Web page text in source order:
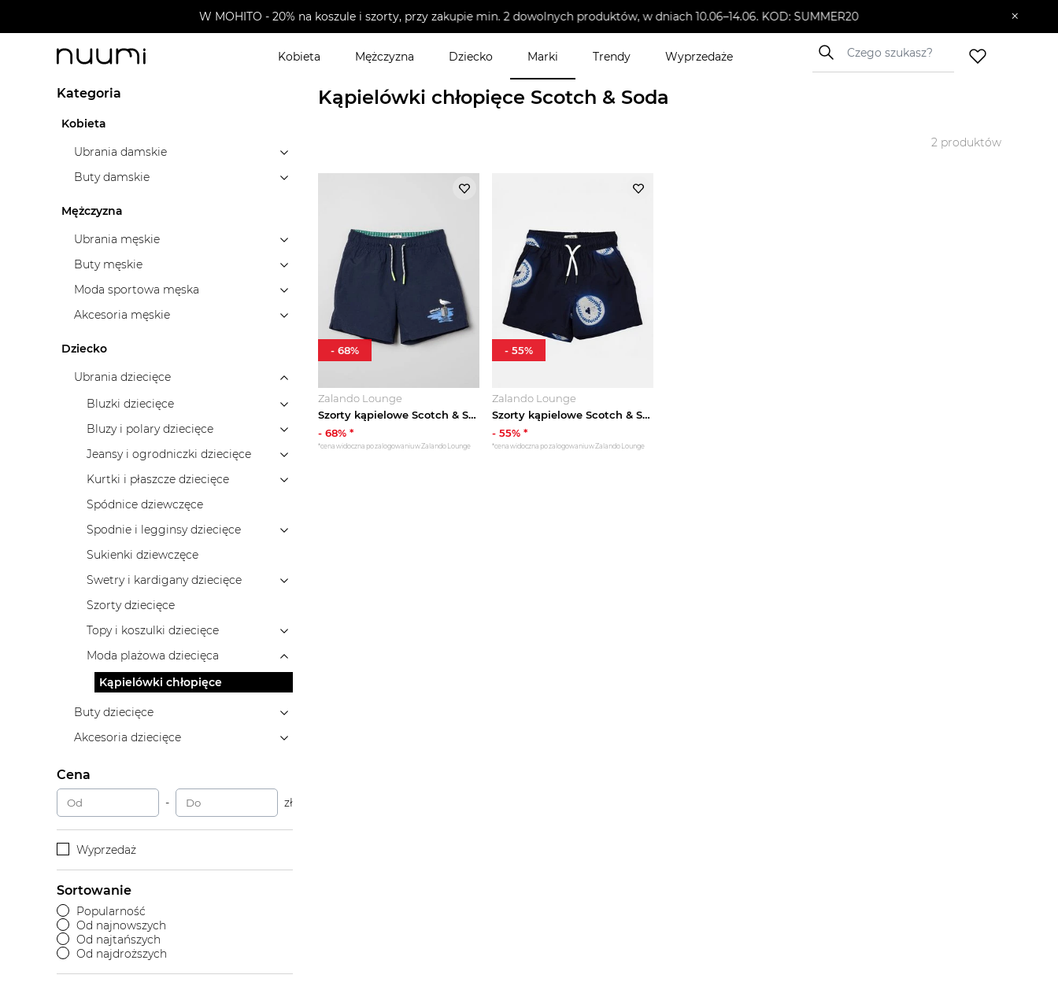
W MOHITO - 20% na koszule i szorty, przy zakupie min. 2 dowolnych produktów, w dniach 10.06–14.06. KOD: SUMMER20 ×
Kobieta Mężczyzna Dziecko Marki Trendy Wyprzedaże
nuumi.pl > Marki Moda plażowa dziecięca Kąpielówki chłopięce
Kategoria
Kobieta
Ubrania damskie
Buty damskie
Mężczyzna
Ubrania męskie
Buty męskie
Moda sportowa męska
Akcesoria męskie
Dziecko
Ubrania dziecięce
Bluzki dziecięce
Bluzy i polary dziecięce
Jeansy i ogrodniczki dziecięce
Kurtki i płaszcze dziecięce
Spódnice dziewczęce
Spodnie i legginsy dziecięce
Sukienki dziewczęce
Swetry i kardigany dziecięce
Szorty dziecięce
Topy i koszulki dziecięce
Moda plażowa dziecięca
Kąpielówki chłopięce
Buty dziecięce
Akcesoria dziecięce
Cena
- zł
Wyprzedaż
Sortowanie
Popularność
Od najnowszych
Od najtańszych
Od najdroższych
Kąpielówki chłopięce Scotch & Soda
2 produktów
Zalando Lounge
Szorty kąpielowe Scotch & Soda granatowy
- 68% *
*cena widoczna po zalogowaniu w Zalando Lounge
- 68%
Zalando Lounge
Szorty kąpielowe Scotch & Soda granatowy
- 55% *
*cena widoczna po zalogowaniu w Zalando Lounge
- 55%